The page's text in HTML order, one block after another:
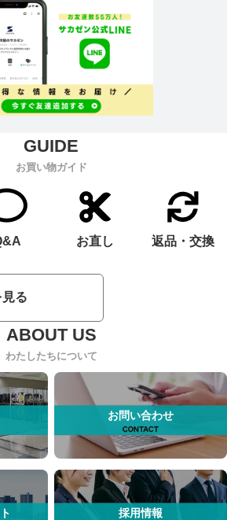
お買い物ガイド
お直し 返品・交換
る
わたしたちについて
お問い合わせ
採用情報